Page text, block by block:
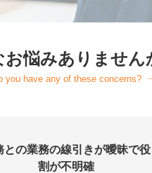
お悩みありません
you have any of these concerns?
との業務の線引きが曖昧で役
割が不明確